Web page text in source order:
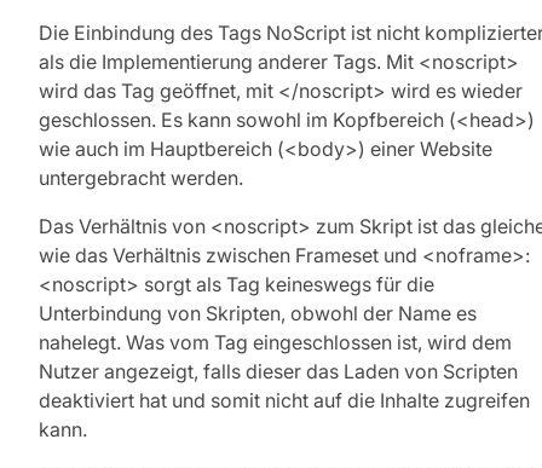
Die Einbindung des Tags NoScript ist nicht
als die Implementierung anderer Tags. Mit <noscript>
wird das Tag geöffnet, mit </noscript> wird es wieder
geschlossen. Es kann sowohl im Kopfbereich (<head>)
wie auch im Hauptbereich (<body>) einer Website
untergebracht werden.
Das Verhältnis von <noscript> zum Skript ist das
wie das Verhältnis zwischen Frameset und <noframe>:
<noscript> sorgt als Tag keineswegs für die
Unterbindung von Skripten, obwohl der Name es
nahelegt. Was vom Tag eingeschlossen ist, wird dem
Nutzer angezeigt, falls dieser das Laden von Scripten
deaktiviert hat und somit nicht auf die Inhalte zugreifen
kann.